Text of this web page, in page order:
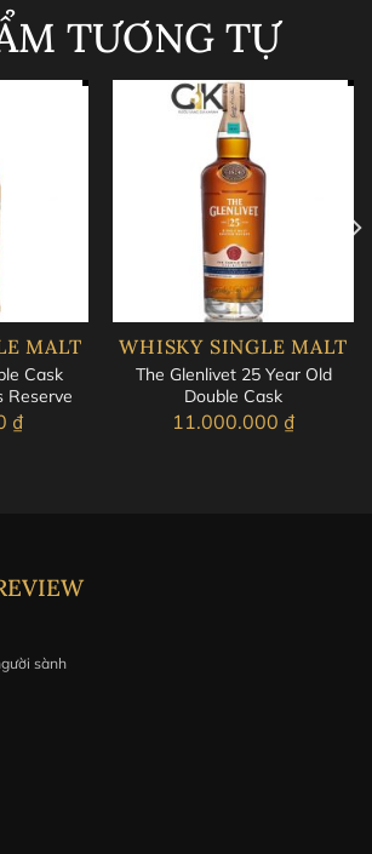
TƯƠNG TỰ
MALT
Cask
Reserve
₫
WHISKY SINGLE MALT
The Glenlivet 25 Year Old
Double Cask
11.000.000 ₫
sành